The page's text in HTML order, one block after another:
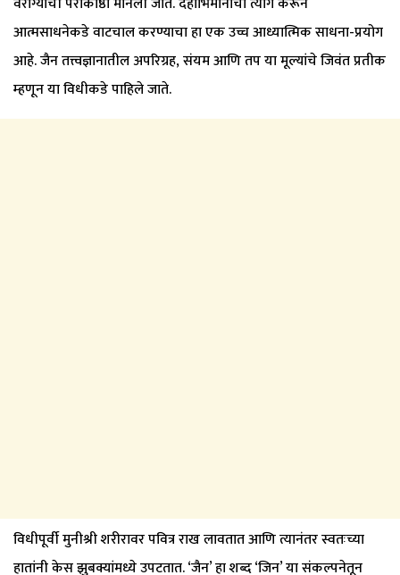
आत्मसाधनेकडे वाटचाल करण्याचा हा एक उच्च आध्यात्मिक साधना-प्रयोग
आहे. जैन तत्त्वज्ञानातील अपरिग्रह, संयम आणि तप या मूल्यांचे जिवंत प्रतीक
म्हणून या विधीकडे पाहिले जाते.
विधीपूर्वी मुनीश्री शरीरावर पवित्र राख लावतात आणि त्यानंतर स्वतःच्या
हातांनी केस झुबक्यांमध्ये उपटतात. ‘जैन’ हा शब्द ‘जिन’ या संकल्पनेतून